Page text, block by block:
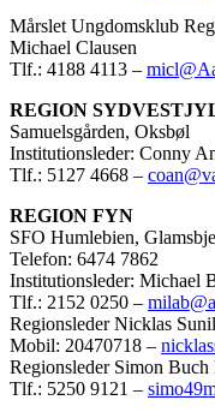
Mårslet Ungdomsklub
Michael Clausen
Tlf.: 4188 4113 –
REGION
Samuelsgården, Oksbøl
Institutionsleder: Conny
Tlf.: 5127 4668 –
REGION FYN
SFO Humlebien,
Telefon: 6474 7862
Institutionsleder: Michael
Tlf.: 2152 0250 –
Regionsleder Nicklas
Mobil: 20470718 –
Regionsleder Simon Buch
Tlf.: 5250 9121 –